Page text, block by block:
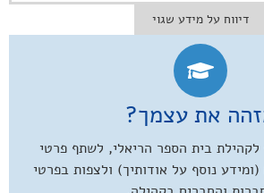
דיווח על מידע שגוי
את עצמך?
בית הספר הריאלי, לשתף פרטי
נוסף על אודותיך) ולצפות בפרטי